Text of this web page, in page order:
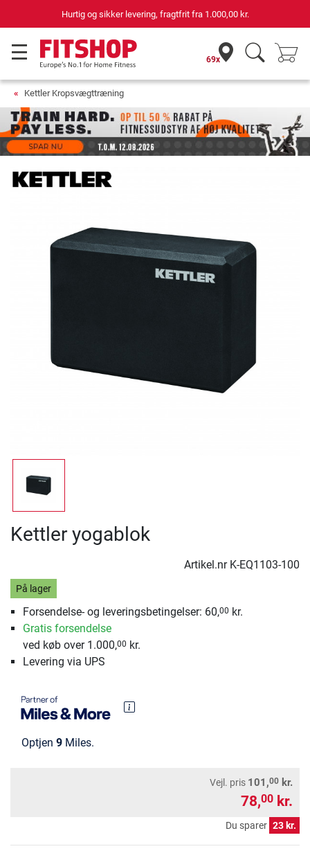
Hurtig og sikker levering, fragtfrit fra 1.000,00 kr.
69x
Kettler Kropsvægttræning
Kettler yogablok
Artikel.nr K-EQ1103-100
På lager
Forsendelse- og leveringsbetingelser: 60,00 kr.
Gratis forsendelse
ved køb over 1.000,00 kr.
Levering via UPS
Optjen 9 Miles.
Vejl. pris 101,00 kr.
78,00 kr.
Du sparer 23 kr.